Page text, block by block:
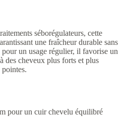
séborégulateurs, cette
une fraîcheur durable sans
un usage régulier, il favorise un
des cheveux plus forts et plus
pointes.
pour un cuir chevelu équilibré